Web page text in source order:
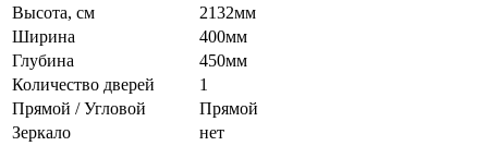
Высота, см
2132мм
Ширина
400мм
Глубина
450мм
Количество дверей
1
Прямой / Угловой
Прямой
Зеркало
нет